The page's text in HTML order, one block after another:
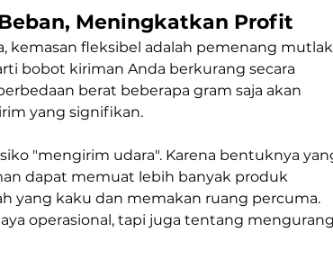
Meningkatkan Profit
kemasan fleksibel adalah pemenang mutlak
bobot kiriman Anda berkurang secara
berat beberapa gram saja akan
yang signifikan.
"mengirim udara". Karena bentuknya
dapat memuat lebih banyak produk
yang kaku dan memakan ruang percuma.
operasional, tapi juga tentang